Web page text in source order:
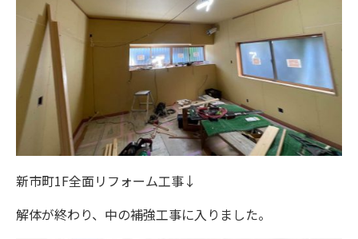
新市町1F全面リフォーム工事↓
解体が終わり、中の補強工事に入りました。